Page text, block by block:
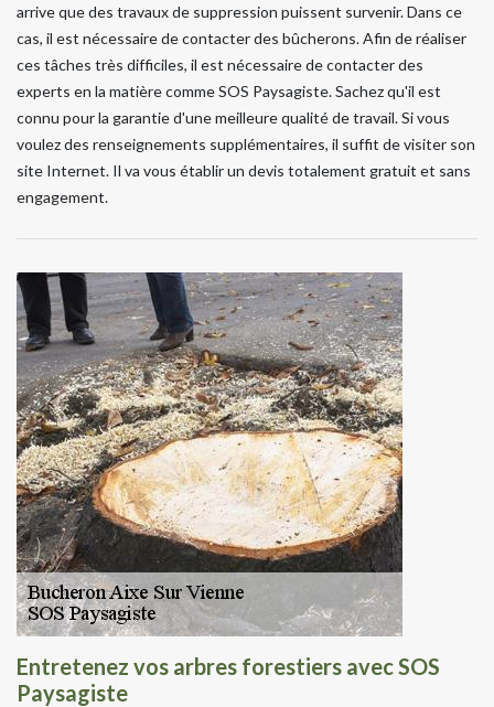
arrive que des travaux de suppression puissent survenir. Dans ce
cas, il est nécessaire de contacter des bûcherons. Afin de réaliser
ces tâches très difficiles, il est nécessaire de contacter des
experts en la matière comme SOS Paysagiste. Sachez qu'il est
connu pour la garantie d'une meilleure qualité de travail. Si vous
voulez des renseignements supplémentaires, il suffit de visiter son
site Internet. Il va vous établir un devis totalement gratuit et sans
engagement.
Entretenez vos arbres forestiers avec SOS
Paysagiste